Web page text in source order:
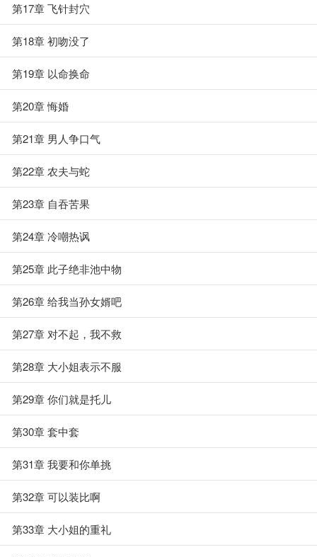
第17章 飞针封穴
第18章 初吻没了
第19章 以命换命
第20章 悔婚
第21章 男人争口气
第22章 农夫与蛇
第23章 自吞苦果
第24章 冷嘲热讽
第25章 此子绝非池中物
第26章 给我当孙女婿吧
第27章 对不起，我不救
第28章 大小姐表示不服
第29章 你们就是托儿
第30章 套中套
第31章 我要和你单挑
第32章 可以装比啊
第33章 大小姐的重礼